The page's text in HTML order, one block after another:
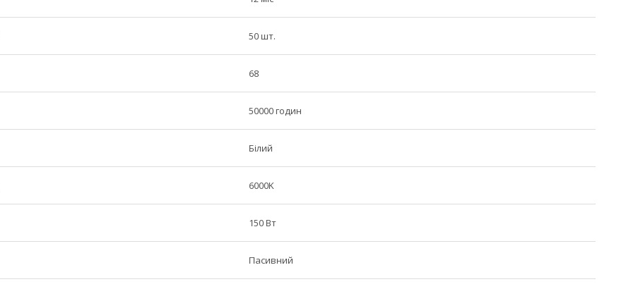
50 шт.
68
50000 годин
Білий
6000K
150 Вт
Пасивний